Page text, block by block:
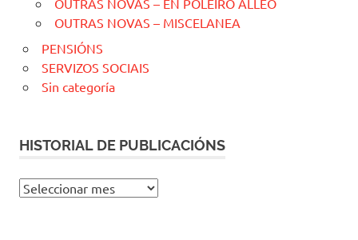
OUTRAS NOVAS – MISCELANEA
PENSIÓNS
SERVIZOS SOCIAIS
Sin categoría
HISTORIAL DE PUBLICACIÓNS
H